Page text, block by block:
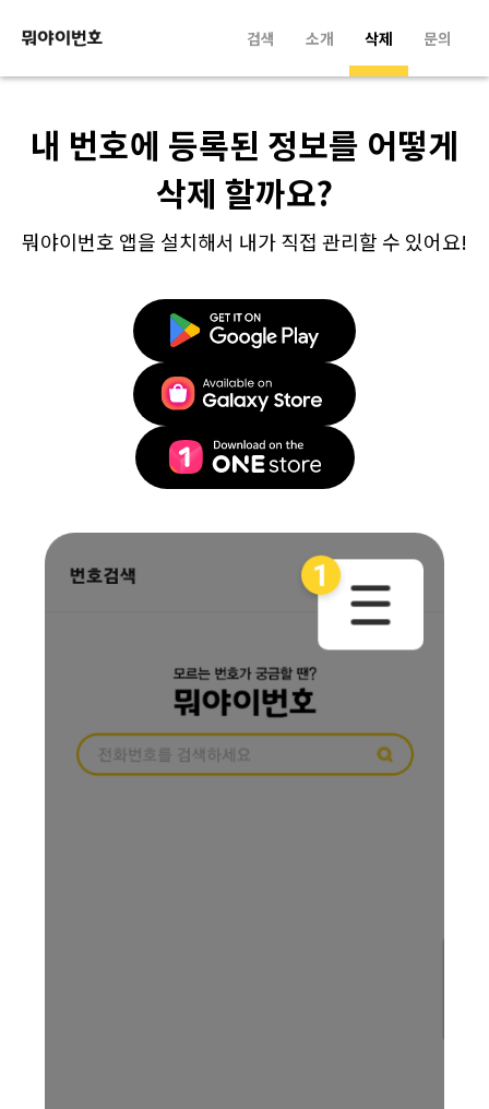
검색 소개 삭제 문의
내 번호에 등록된 정보를 어떻게
삭제 할까요?
뭐야이번호 앱을 설치해서 내가 직접 관리할 수 있어요!